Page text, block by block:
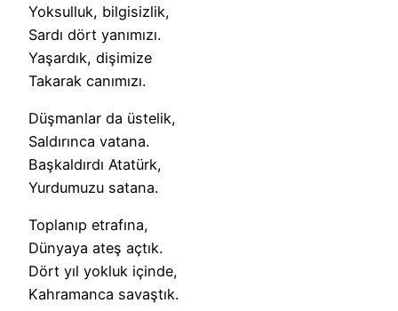
Yoksulluk, bilgisizlik,
Sardı dört yanımızı.
Yaşardık, dişimize
Takarak canımızı.
Düşmanlar da üstelik,
Saldırınca vatana.
Başkaldırdı Atatürk,
Yurdumuzu satana.
Toplanıp etrafına,
Dünyaya ateş açtık.
Dört yıl yokluk içinde,
Kahramanca savaştık.